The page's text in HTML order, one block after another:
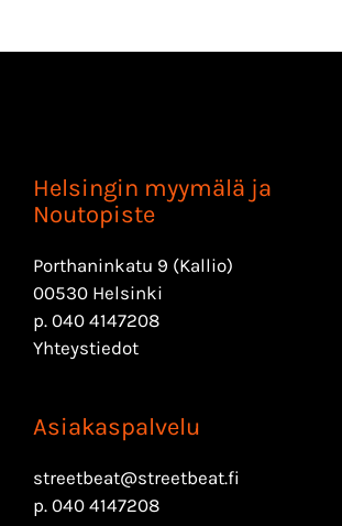
Helsingin myymälä ja
Noutopiste
Porthaninkatu 9 (Kallio)
00530 Helsinki
p. 040 4147208
Yhteystiedot
Asiakaspalvelu
streetbeat@streetbeat.fi
p. 040 4147208